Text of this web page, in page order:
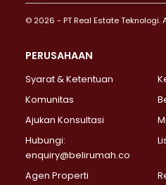
Properti Dijual di Jakarta
Properti Dijual di Lebak Bulus >
Properti Dijual di Gandaria
Properti Dijual di Pondok Labu >
Properti Dijual di Lenteng
Properti Dijual di Senayan >
Properti Dijual di Pondok
© 2026 - PT Real Estate Teknologi.
PERUSAHAAN
Syarat & Ketentuan
Komunitas
Ajukan Konsultasi
Hubungi:
enquiry@belirumah.co
Agen Properti